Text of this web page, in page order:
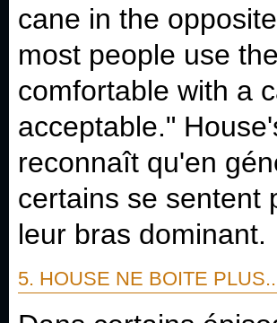
cane in the
most people use
comfortable with a
acceptable."
reconnaît qu'en
certains se sentent
leur bras dominant.
5. HOUSE NE BOITE